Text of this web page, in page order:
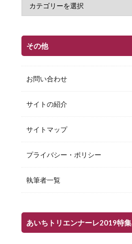
その他
お問い合わせ
サイトの紹介
サイトマップ
プライバシー・ポリシー
執筆者一覧
あいちトリエンナーレ2019特集